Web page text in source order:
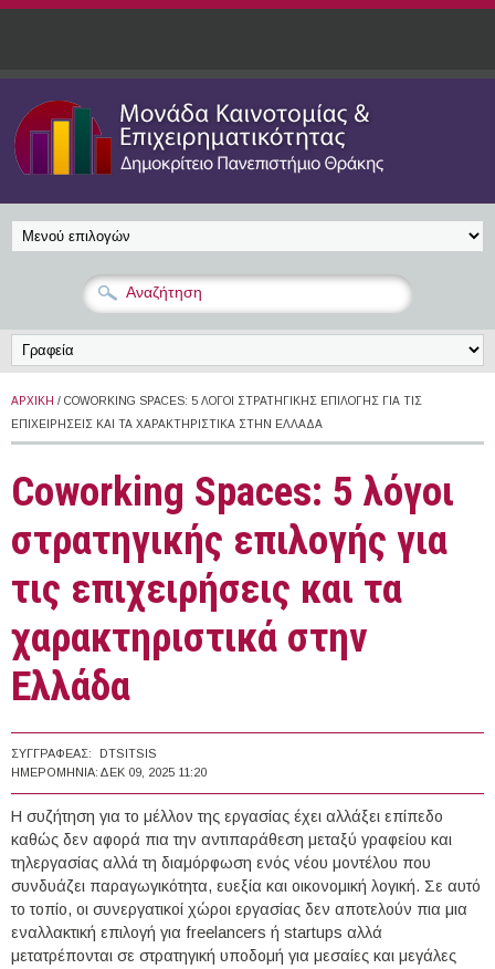
Παράκαμψη προς το κυρίως περιεχόμενο
ΑΡΧΙΚΉ / COWORKING SPACES: 5 ΛΌΓΟΙ ΣΤΡΑΤΗΓΙΚΉΣ ΕΠΙΛΟΓΉΣ ΓΙΑ ΤΙΣ
ΕΠΙΧΕΙΡΉΣΕΙΣ ΚΑΙ ΤΑ ΧΑΡΑΚΤΗΡΙΣΤΙΚΆ ΣΤΗΝ ΕΛΛΆΔΑ
Coworking Spaces: 5 λόγοι
στρατηγικής επιλογής για
τις επιχειρήσεις και τα
χαρακτηριστικά στην
Ελλάδα
ΣΥΓΓΡΑΦΈΑΣ:
DTSITSIS
ΗΜΕΡΟΜΗΝΊΑ: ΔΕΚ 09, 2025 11:20
Η συζήτηση για το μέλλον της εργασίας έχει αλλάξει επίπεδο
καθώς δεν αφορά πια την αντιπαράθεση μεταξύ γραφείου και
τηλεργασίας αλλά τη διαμόρφωση ενός νέου μοντέλου που
συνδυάζει παραγωγικότητα, ευεξία και οικονομική λογική. Σε αυτό
το τοπίο, οι συνεργατικοί χώροι εργασίας δεν αποτελούν πια μια
εναλλακτική επιλογή για freelancers ή startups αλλά
μετατρέπονται σε στρατηγική υποδομή για μεσαίες και μεγάλες